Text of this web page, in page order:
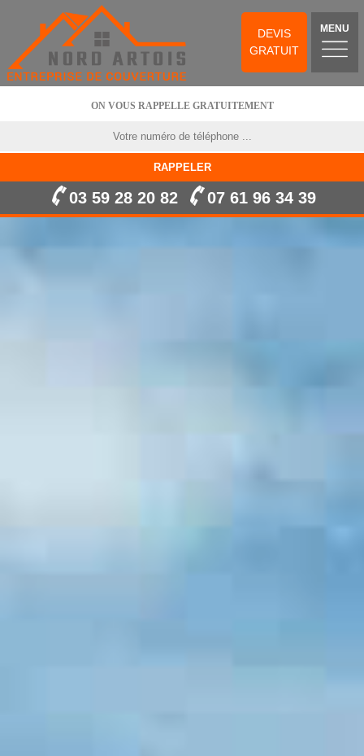
DEVIS
GRATUIT
MENU
ON VOUS RAPPELLE GRATUITEMENT
03 59 28 20 82 07 61 96 34 39